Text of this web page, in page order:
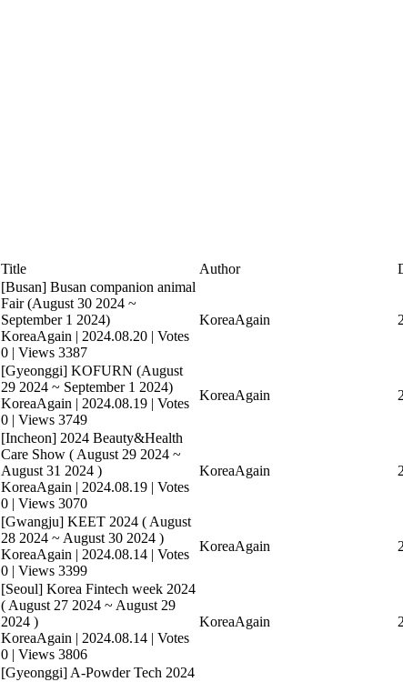
Title Author
[Busan] Busan companion animal
Fair (August 30 2024 ~
September 1 2024)
KoreaAgain | 2024.08.20 | Votes
0 | Views 3387
KoreaAgain
[Gyeonggi] KOFURN (August
29 2024 ~ September 1 2024)
KoreaAgain | 2024.08.19 | Votes
0 | Views 3749
KoreaAgain
[Incheon] 2024 Beauty&Health
Care Show ( August 29 2024 ~
August 31 2024 )
KoreaAgain | 2024.08.19 | Votes
0 | Views 3070
KoreaAgain
[Gwangju] KEET 2024 ( August
28 2024 ~ August 30 2024 )
KoreaAgain | 2024.08.14 | Votes
0 | Views 3399
KoreaAgain
[Seoul] Korea Fintech week 2024
( August 27 2024 ~ August 29
2024 )
KoreaAgain | 2024.08.14 | Votes
0 | Views 3806
KoreaAgain
[Gyeonggi] A-Powder Tech 2024